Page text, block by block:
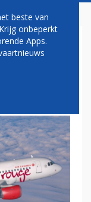
OP
beste van
onbeperkt
Apps.